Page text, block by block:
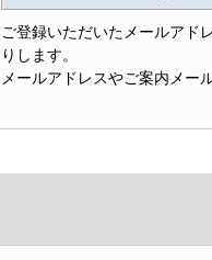
ご登録いただいたメールアド
りします。
メールアドレスやご案内メー